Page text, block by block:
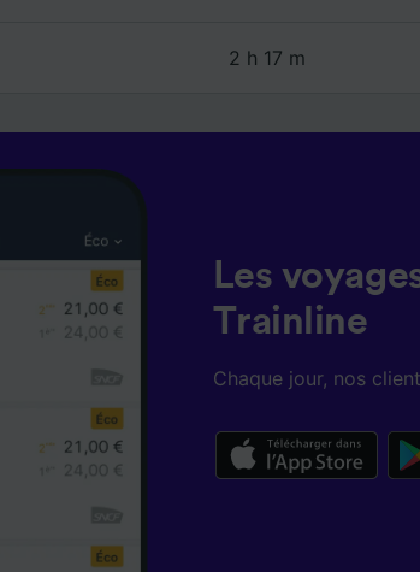
2 h 17 m
Les
Trainline
Chaque jour, nos